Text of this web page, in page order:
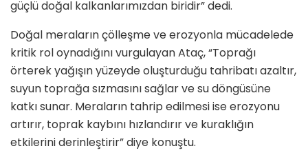
güçlü doğal kalkanlarımızdan biridir” dedi.
Doğal meraların çölleşme ve erozyonla mücadelede
kritik rol oynadığını vurgulayan Ataç, “Toprağı
örterek yağışın yüzeyde oluşturduğu tahribatı azaltır,
suyun toprağa sızmasını sağlar ve su döngüsüne
katkı sunar. Meraların tahrip edilmesi ise erozyonu
artırır, toprak kaybını hızlandırır ve kuraklığın
etkilerini derinleştirir” diye konuştu.